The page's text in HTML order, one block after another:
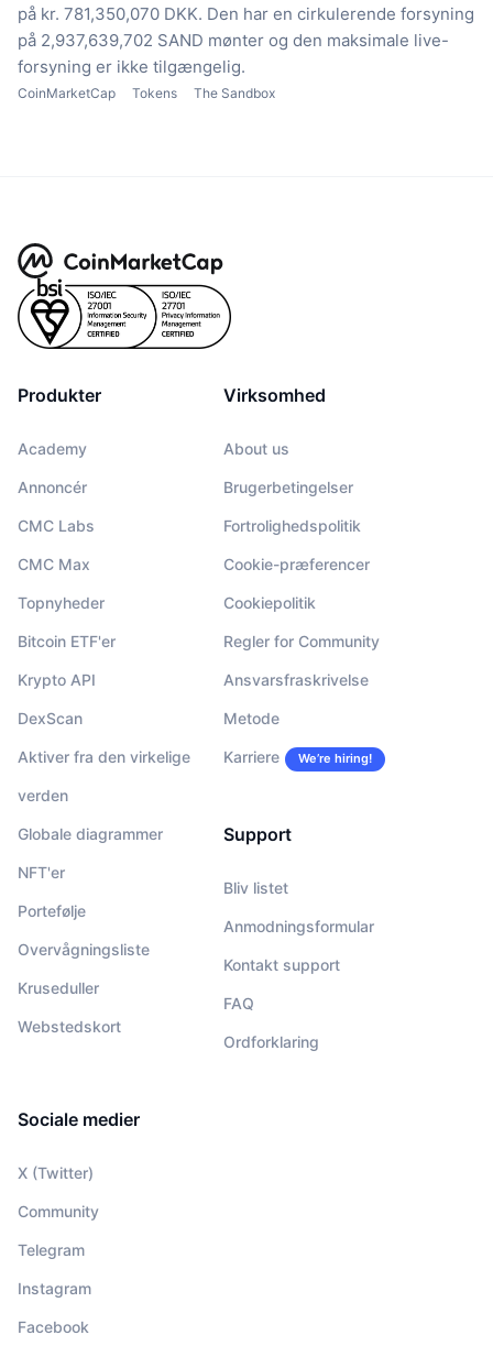
på kr. 781,350,070 DKK. Den har en cirkulerende forsyning
på 2,937,639,702 SAND mønter og den maksimale live-
forsyning er ikke tilgængelig.
CoinMarketCap Tokens The Sandbox
Produkter
Academy
Annoncér
CMC Labs
CMC Max
Topnyheder
Bitcoin ETF'er
Krypto API
DexScan
Aktiver fra den virkelige
verden
Globale diagrammer
NFT'er
Portefølje
Overvågningsliste
Kruseduller
Webstedskort
Virksomhed
About us
Brugerbetingelser
Fortrolighedspolitik
Cookie-præferencer
Cookiepolitik
Regler for Community
Ansvarsfraskrivelse
Metode
Karriere We’re hiring!
Support
Bliv listet
Anmodningsformular
Kontakt support
FAQ
Ordforklaring
Sociale medier
X (Twitter)
Community
Telegram
Instagram
Facebook